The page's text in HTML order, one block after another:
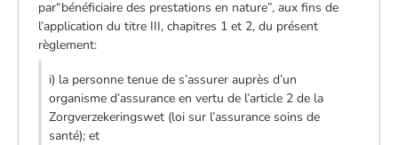
par“bénéficiaire des prestations en nature”, aux fins de
l’application du titre III, chapitres 1 et 2, du présent
règlement:
i) la personne tenue de s’assurer auprès d’un
organisme d’assurance en vertu de l’article 2 de la
Zorgverzekeringswet (loi sur l’assurance soins de
santé); et